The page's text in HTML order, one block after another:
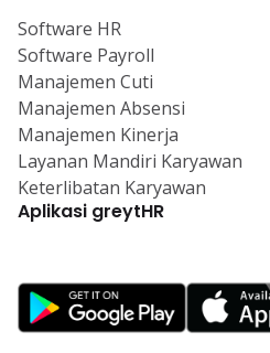
Software HR
Software Payroll
Manajemen Cuti
Manajemen Absensi
Manajemen Kinerja
Layanan Mandiri Karyawan
Keterlibatan Karyawan
Aplikasi greytHR